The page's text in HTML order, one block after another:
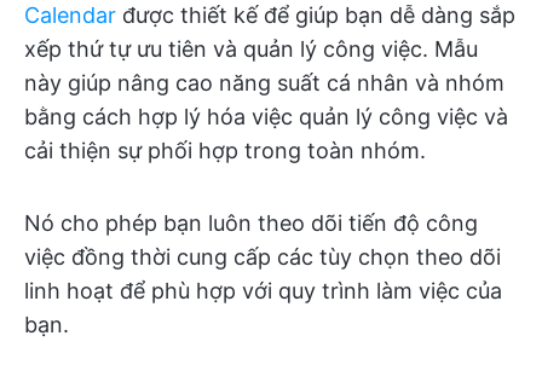
Calendar được thiết kế để giúp bạn dễ dàng sắp
xếp thứ tự ưu tiên và quản lý công việc. Mẫu
này giúp nâng cao năng suất cá nhân và nhóm
bằng cách hợp lý hóa việc quản lý công việc và
cải thiện sự phối hợp trong toàn nhóm.
Nó cho phép bạn luôn theo dõi tiến độ công
việc đồng thời cung cấp các tùy chọn theo dõi
linh hoạt để phù hợp với quy trình làm việc của
bạn.